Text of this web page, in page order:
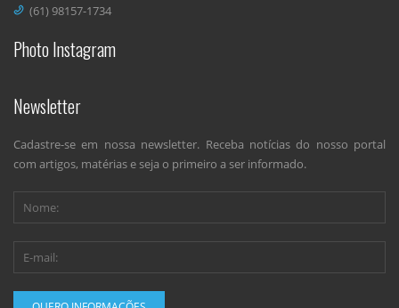
(61) 98157-1734
Photo Instagram
Newsletter
Cadastre-se em nossa newsletter. Receba notícias do nosso portal
com artigos, matérias e seja o primeiro a ser informado.